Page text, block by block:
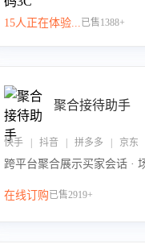
15人正在体验...已售1388+
聚合接待助手
快手 | 抖音 | 拼多多 | 京东
跨平台聚合展示买家会话 ·
在线订购已售2919+